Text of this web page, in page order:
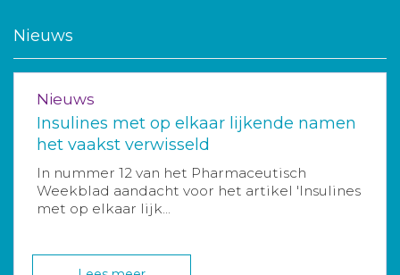
Nieuws
Nieuws
Insulines met op elkaar lijkende namen
het vaakst verwisseld
In nummer 12 van het Pharmaceutisch
Weekblad aandacht voor het artikel 'Insulines
met op elkaar lijk...